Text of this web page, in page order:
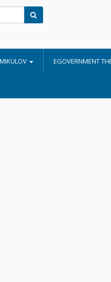
MIKULOV EGOVERNMENT